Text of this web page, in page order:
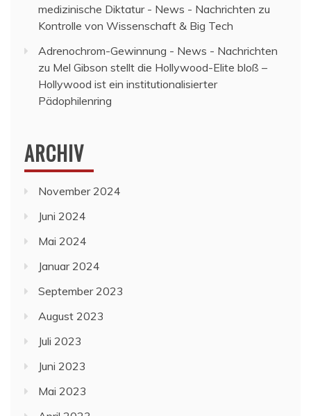
medizinische Diktatur - News - Nachrichten zu
Kontrolle von Wissenschaft & Big Tech
Adrenochrom-Gewinnung - News - Nachrichten
zu Mel Gibson stellt die Hollywood-Elite bloß –
Hollywood ist ein institutionalisierter
Pädophilenring
ARCHIV
November 2024
Juni 2024
Mai 2024
Januar 2024
September 2023
August 2023
Juli 2023
Juni 2023
Mai 2023